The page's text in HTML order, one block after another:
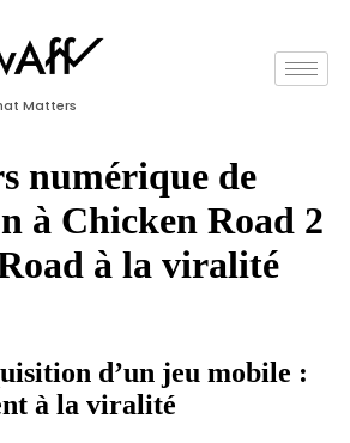
Matters
numérique de
à Chicken Road 2
à la viralité
d’un jeu mobile :
à la viralité